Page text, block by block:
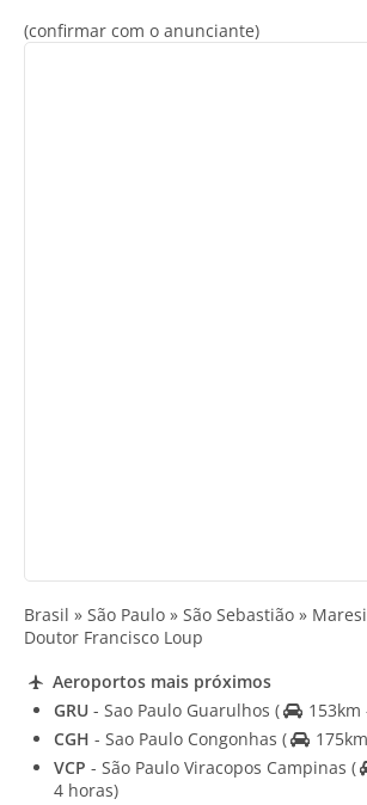
(confirmar com o anunciante)
Brasil » São Paulo » São Sebastião »
Doutor Francisco Loup
Aeroportos mais próximos
GRU - Sao Paulo Guarulhos (
153km
CGH - Sao Paulo Congonhas (
VCP - São Paulo Viracopos Campinas (
4 horas)